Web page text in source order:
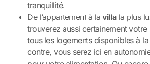
tranquillité.
De l’appartement à la villala plus
trouverez aussi certainement votre
tous les logements disponibles à
contre, vous serez ici en